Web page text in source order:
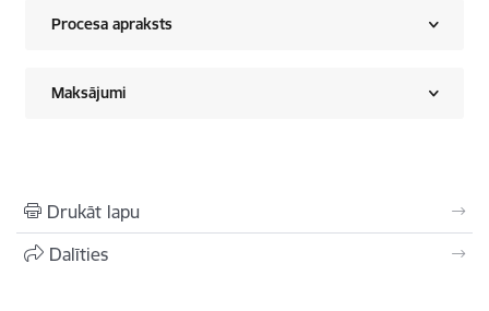
Procesa apraksts
Maksājumi
Drukāt lapu
Dalīties